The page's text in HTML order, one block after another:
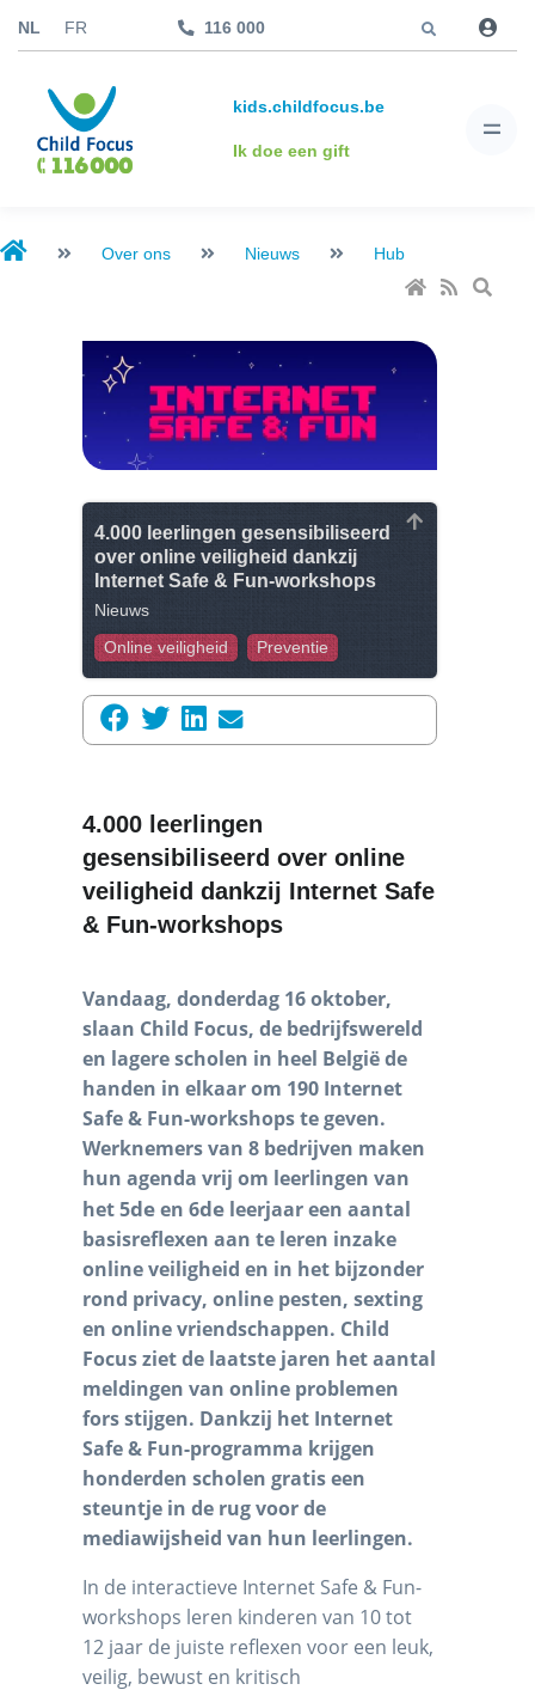
NL FR 116 000
kids.childfocus.be
Ik doe een gift
Over ons Nieuws Hub
4.000 leerlingen gesensibiliseerd
over online veiligheid dankzij
Internet Safe & Fun-workshops
Nieuws
Online veiligheid Preventie
4.000 leerlingen
gesensibiliseerd over online
veiligheid dankzij Internet Safe
& Fun-workshops
Vandaag, donderdag 16 oktober,
slaan Child Focus, de bedrijfswereld
en lagere scholen in heel België de
handen in elkaar om 190 Internet
Safe & Fun-workshops te geven.
Werknemers van 8 bedrijven maken
hun agenda vrij om leerlingen van
het 5deen 6deleerjaar een aantal
basisreflexen aan te leren inzake
online veiligheid en in het bijzonder
rond privacy, online pesten, sexting
en online vriendschappen. Child
Focus ziet de laatste jaren het aantal
meldingen van online problemen
fors stijgen. Dankzij het Internet
Safe & Fun-programma krijgen
honderden scholen gratis een
steuntje in de rug voor de
mediawijsheid van hun leerlingen.
In de interactieve Internet Safe & Fun-
workshops leren kinderen van 10 tot
12 jaar de juiste reflexen voor een leuk,
veilig, bewust en kritisch